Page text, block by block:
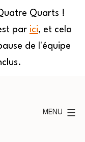
Quarts !
par ici, et cela
de l'équipe
MENU